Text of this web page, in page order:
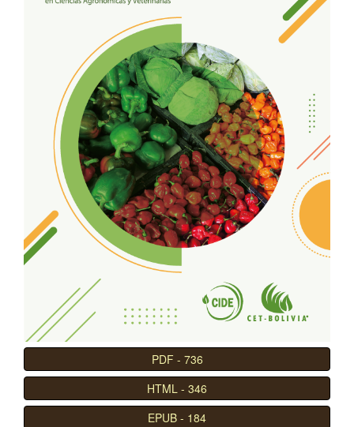
r
r
t
e
r
PDF - 736
HTML - 346
EPUB - 184